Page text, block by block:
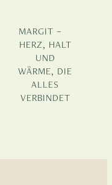
MARGIT –
HERZ, HALT
UND
WÄRME, DIE
ALLES
VERBINDET